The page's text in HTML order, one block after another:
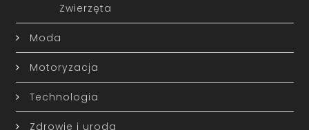
Zwierzęta
Moda
Motoryzacja
Technologia
Zdrowie i uroda